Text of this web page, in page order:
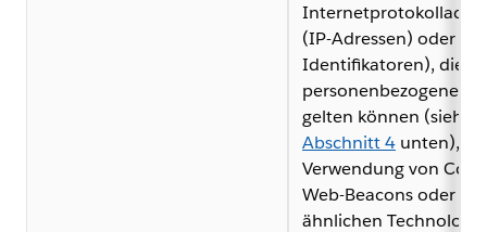
(IP-Adressen) oder
Identifikatoren), die
personenbezogene
gelten können (siehe
Abschnitt 4 unten),
Verwendung von
Web-Beacons oder
ähnlichen